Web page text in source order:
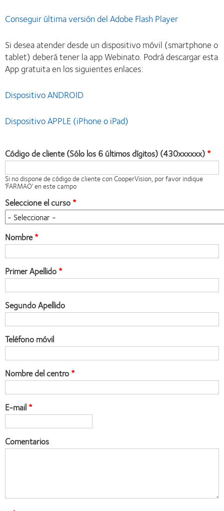
Conseguir última versión del Adobe Flash Player
Si desea atender desde un dispositivo móvil (smartphone o
tablet) deberá tener la app Webinato. Podrá descargar esta
App gratuita en los siguientes enlaces:
Dispositivo ANDROID
Dispositivo APPLE (iPhone o iPad)
Código de cliente (Sólo los 6 últimos dígitos) (430xxxxxx)
Si no dispone de código de cliente con CooperVision, por favor indique
'FARMAO' en este campo
Seleccione el curso
Nombre
Primer Apellido
Segundo Apellido
Teléfono móvil
Nombre del centro
E-mail
Comentarios